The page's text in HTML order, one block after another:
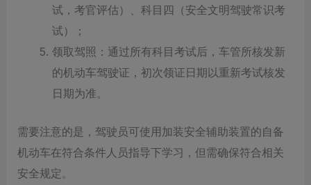
试，考官评估）、科目四（安全文明驾驶常识考
试）；
领取驾照：通过所有科目考试后，车管所核发新
的机动车驾驶证，初次领证日期以重新考试核发
日期为准。
需要注意的是，驾驶员可使用加装安全辅助装置的自备
机动车在符合条件人员指导下学习，但需确保符合相关
安全规定。